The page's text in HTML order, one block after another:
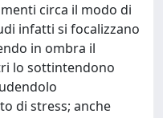
circa il modo di
infatti si focalizzano
in ombra il
lo sottintendono
di stress; anche